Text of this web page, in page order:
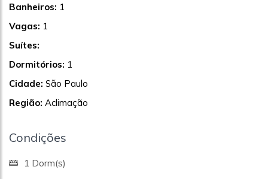
Banheiros: 1
Vagas: 1
Suítes:
Dormitórios: 1
Cidade: São Paulo
Região: Aclimação
Condições
1 Dorm(s)